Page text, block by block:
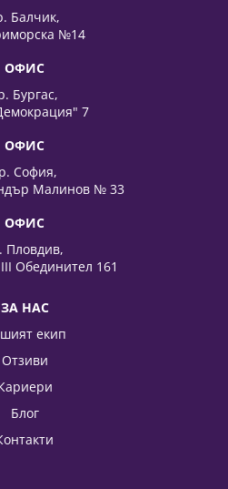
Балчик,
№14
ОФИС
Бургас,
7
ОФИС
София,
Малинов № 33
ОФИС
Пловдив,
Обединител 161
ЗА НАС
екип
Отзиви
Блог